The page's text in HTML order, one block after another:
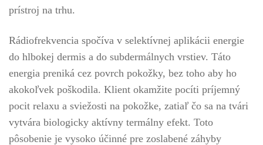
prístroj na trhu.
Rádiofrekvencia spočíva v selektívnej aplikácii energie
do hlbokej dermis a do subdermálnych vrstiev. Táto
energia preniká cez povrch pokožky, bez toho aby ho
akokoľvek poškodila. Klient okamžite pocíti príjemný
pocit relaxu a sviežosti na pokožke, zatiaľ čo sa na tvári
vytvára biologicky aktívny termálny efekt. Toto
pôsobenie je vysoko účinné pre zoslabené záhyby